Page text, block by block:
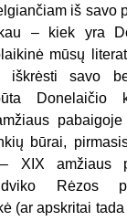
iš savo
– kiek yra
mūsų
iškrėsti savo
Donelaičio
būrai,
XIX amžiaus
Rėzos
(ar apskritai